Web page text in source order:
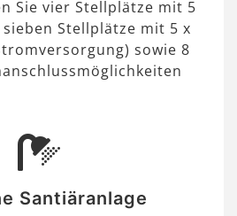
Sie vier Stellplätze mit 5
Stellplätze mit 5 x
sowie 8
Santiäranlage